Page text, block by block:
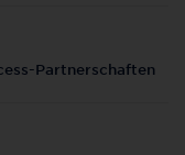
Partnerschaften